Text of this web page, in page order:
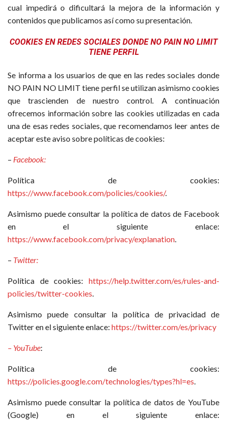
cual impedirá o dificultará la mejora de la información y
contenidos que publicamos así como su presentación.
COOKIES EN REDES SOCIALES DONDE NO PAIN NO LIMIT
TIENE PERFIL
Se informa a los usuarios de que en las redes sociales donde
NO PAIN NO LIMIT tiene perfil se utilizan asimismo cookies
que trascienden de nuestro control. A continuación
ofrecemos información sobre las cookies utilizadas en cada
una de esas redes sociales, que recomendamos leer antes de
aceptar este aviso sobre políticas de cookies:
– Facebook:
Política de cookies:
https://www.facebook.com/policies/cookies/.
Asimismo puede consultar la política de datos de Facebook
en el siguiente enlace:
https://www.facebook.com/privacy/explanation
– Twitter:
Política de cookies: https://help.twitter.com/es/rules-and-
policies/twitter-cookies
Asimismo puede consultar la política de privacidad de
Twitter en el siguiente enlace: https://twitter.com/es/privacy
– YouTube:
Política de cookies:
https://policies.google.com/technologies/types?hl=es
Asimismo puede consultar la política de datos de YouTube
(Google) en el siguiente enlace: